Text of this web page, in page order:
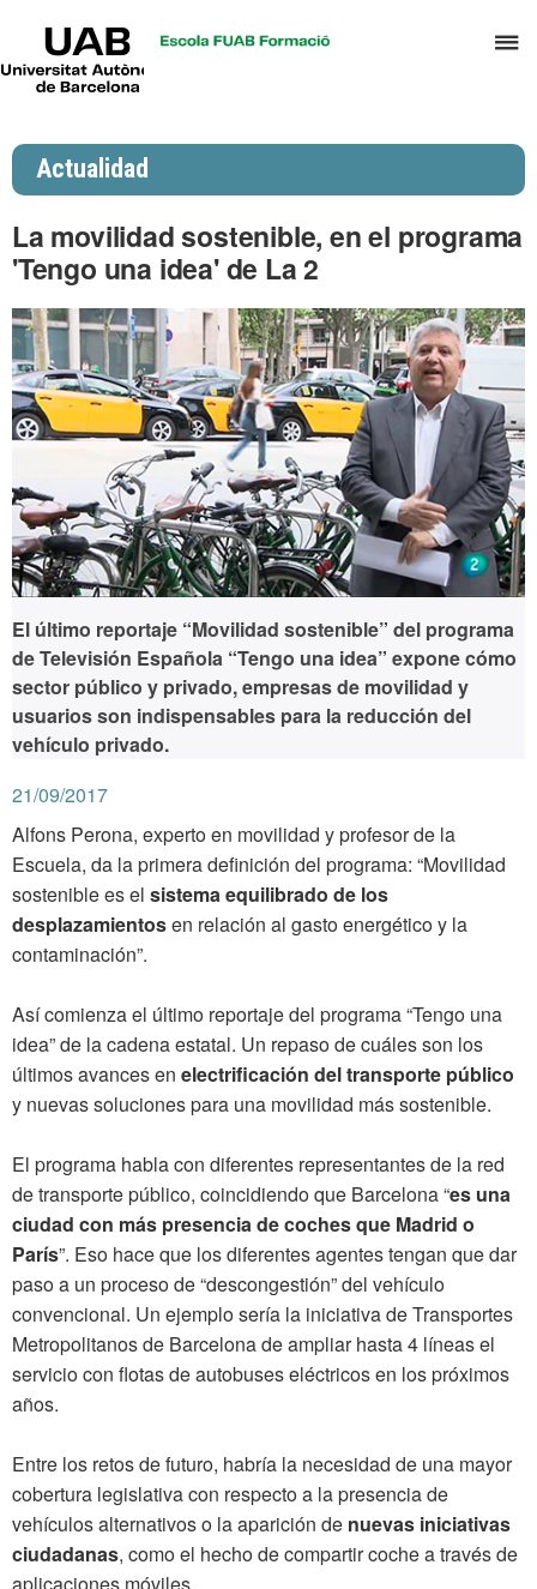
y
Universitat
Actualidad
La movilidad sostenible, en el programa
'Tengo una idea' de La 2
El último reportaje “Movilidad sostenible” del programa
de Televisión Española “Tengo una idea” expone cómo
sector público y privado, empresas de movilidad y
usuarios son indispensables para la reducción del
vehículo privado.
21/09/2017
Alfons Perona, experto en movilidad y profesor de la
Escuela, da la primera definición del programa: “Movilidad
sostenible es el sistema equilibrado de los
desplazamientosen relación al gasto energético y la
contaminación”.
Así comienza el último reportaje del programa “Tengo una
idea” de la cadena estatal. Un repaso de cuáles son los
últimos avances en electrificación del transporte público
y nuevas soluciones para una movilidad más sostenible.
El programa habla con diferentes representantes de la red
de transporte público, coincidiendo que Barcelona “es una
ciudad con más presencia de coches que Madrid o
París”. Eso hace que los diferentes agentes tengan que dar
paso a un proceso de “descongestión” del vehículo
convencional. Un ejemplo sería la iniciativa de Transportes
Metropolitanos de Barcelona de ampliar hasta 4 líneas el
servicio con flotas de autobuses eléctricos en los próximos
años.
Entre los retos de futuro, habría la necesidad de una mayor
cobertura legislativa con respecto a la presencia de
vehículos alternativos o la aparición de nuevas iniciativas
ciudadanas, como el hecho de compartir coche a través de
aplicaciones móviles.